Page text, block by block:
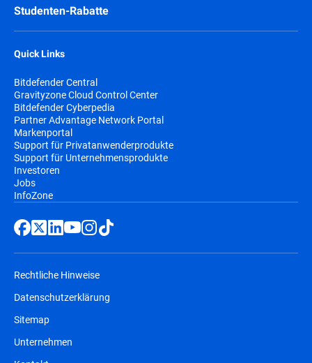
Studenten-Rabatte
Quick Links
Bitdefender Central
Gravityzone Cloud Control Center
Bitdefender Cyberpedia
Partner Advantage Network Portal
Markenportal
Support für Privatanwenderprodukte
Support für Unternehmensprodukte
Investoren
Jobs
InfoZone
Rechtliche Hinweise
Datenschutzerklärung
Sitemap
Unternehmen